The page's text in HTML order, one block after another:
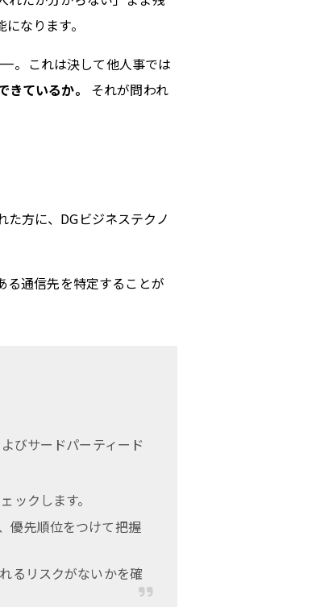
なります。
。これは決して他人事では
ているか。
それが問われ
方に、DGビジネステクノ
る通信先を特定することが
びサードパーティード
ックします。
優先順位をつけて把握
るリスクがないかを確